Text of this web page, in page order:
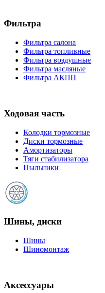
Фильтра
Фильтра салона
Фильтра топливные
Фильтра воздушные
Фильтра масляные
Фильтра АКПП
Ходовая часть
Колодки тормозные
Диски тормозные
Амортизаторы
Тяги стабилизатора
Пыльники
Шины, диски
Шины
Шиномонтаж
Аксессуары